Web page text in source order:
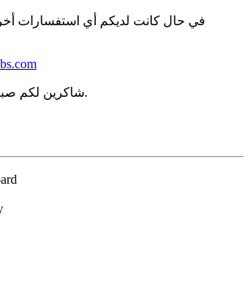
في حال كانت لديكم أي استفسارات
شاكرين لكم صبركم و حسن تعاونكم.